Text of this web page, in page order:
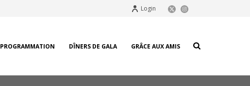
Login
PROGRAMMATION DÎNERS DE GALA GRÂCE AUX AMIS